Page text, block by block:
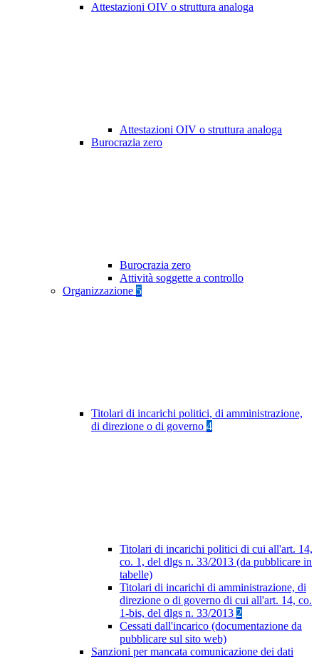
Attestazioni OIV o struttura analoga
Attestazioni OIV o struttura analoga
Burocrazia zero
Burocrazia zero
Attività soggette a controllo
Organizzazione 5
Titolari di incarichi politici, di amministrazione,
di direzione o di governo 4
Titolari di incarichi politici di cui all'art. 14,
co. 1, del dlgs n. 33/2013 (da pubblicare in
tabelle)
Titolari di incarichi di amministrazione, di
direzione o di governo di cui all'art. 14, co.
1-bis, del dlgs n. 33/2013 2
Cessati dall'incarico (documentazione da
pubblicare sul sito web)
Sanzioni per mancata comunicazione dei dati